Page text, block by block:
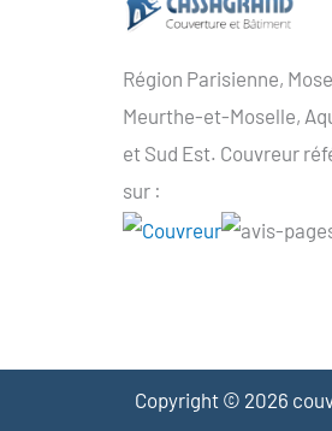
Région Parisienne,
Meurthe-et-Moselle,
et Sud Est. Couvreur
sur :
Copyright © 2026